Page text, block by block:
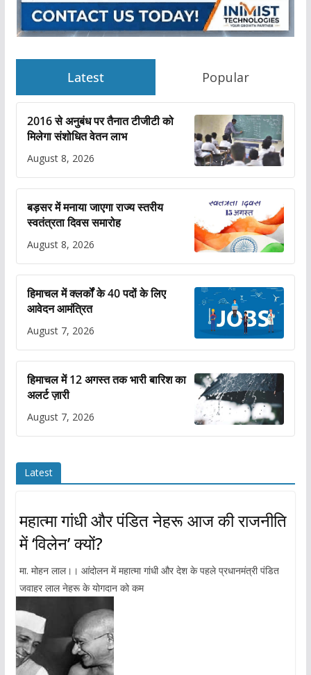
Latest Popular
2016 से अनुबंध पर तैनात टीजीटी को
मिलेगा संशोधित वेतन लाभ
August 8, 2026
बड़सर में मनाया जाएगा राज्य स्तरीय
स्वतंत्रता दिवस समारोह
August 8, 2026
हिमाचल में क्लर्कों के 40 पदों के लिए
आवेदन आमंत्रित
August 7, 2026
हिमाचल में 12 अगस्त तक भारी बारिश का
अलर्ट ज़ारी
August 7, 2026
Latest
महात्मा गांधी और पंडित नेहरू आज की राजनीति
में ‘विलेन’ क्यों?
मा. मोहन लाल।। आंदोलन में महात्मा गांधी और देश के पहले प्रधानमंत्री पंडित
जवाहर लाल नेहरू के योगदान को कम